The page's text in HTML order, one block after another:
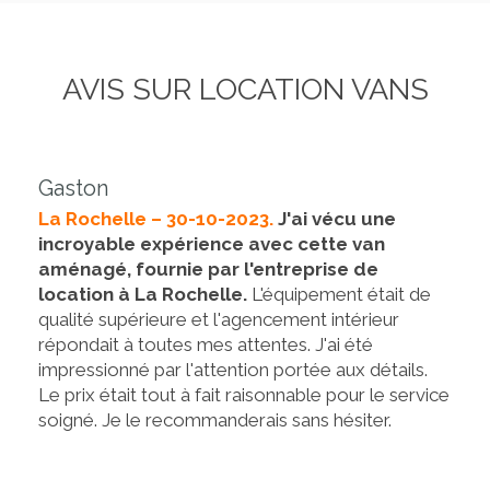
AVIS SUR LOCATION VANS
Gaston
La Rochelle – 30-10-2023. J'ai vécu une
incroyable expérience avec cette van
aménagé, fournie par l'entreprise de
location à La Rochelle. L'équipement était de
qualité supérieure et l'agencement intérieur
répondait à toutes mes attentes. J'ai été
impressionné par l'attention portée aux détails.
Le prix était tout à fait raisonnable pour le service
soigné. Je le recommanderais sans hésiter.